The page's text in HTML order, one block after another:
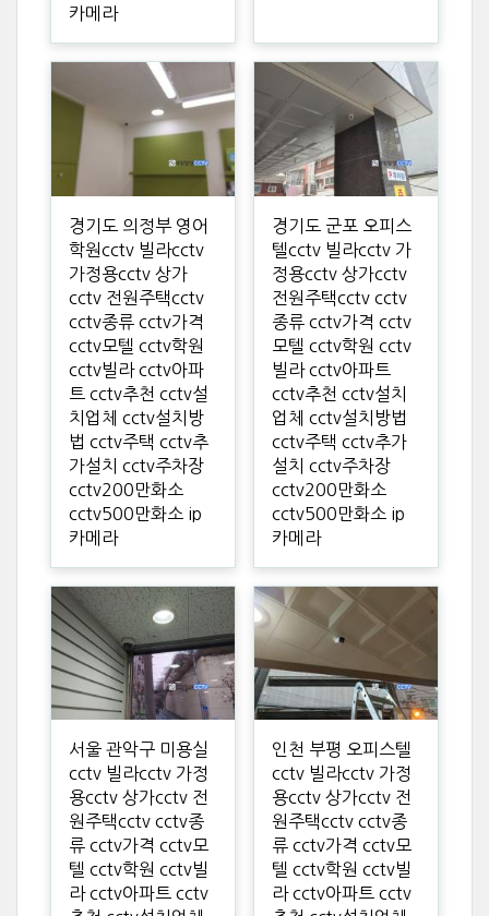
카메라
경기도 의정부 영어
학원cctv 빌라cctv
가정용cctv 상가
cctv 전원주택cctv
cctv종류 cctv가격
cctv모텔 cctv학원
cctv빌라 cctv아파
트 cctv추천 cctv설
치업체 cctv설치방
법 cctv주택 cctv추
가설치 cctv주차장
cctv200만화소
cctv500만화소 ip
카메라
경기도 군포 오피스
텔cctv 빌라cctv 가
정용cctv 상가cctv
전원주택cctv cctv
종류 cctv가격 cctv
모텔 cctv학원 cctv
빌라 cctv아파트
cctv추천 cctv설치
업체 cctv설치방법
cctv주택 cctv추가
설치 cctv주차장
cctv200만화소
cctv500만화소 ip
카메라
서울 관악구 미용실
cctv 빌라cctv 가정
용cctv 상가cctv 전
원주택cctv cctv종
류 cctv가격 cctv모
텔 cctv학원 cctv빌
라 cctv아파트 cctv
인천 부평 오피스텔
cctv 빌라cctv 가정
용cctv 상가cctv 전
원주택cctv cctv종
류 cctv가격 cctv모
텔 cctv학원 cctv빌
라 cctv아파트 cctv